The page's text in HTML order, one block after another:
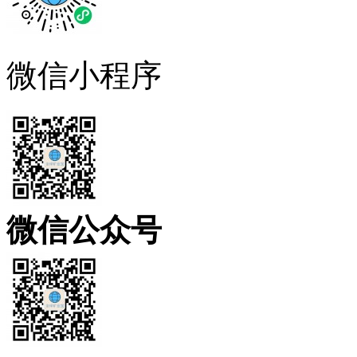
微信小程序
微信公众号